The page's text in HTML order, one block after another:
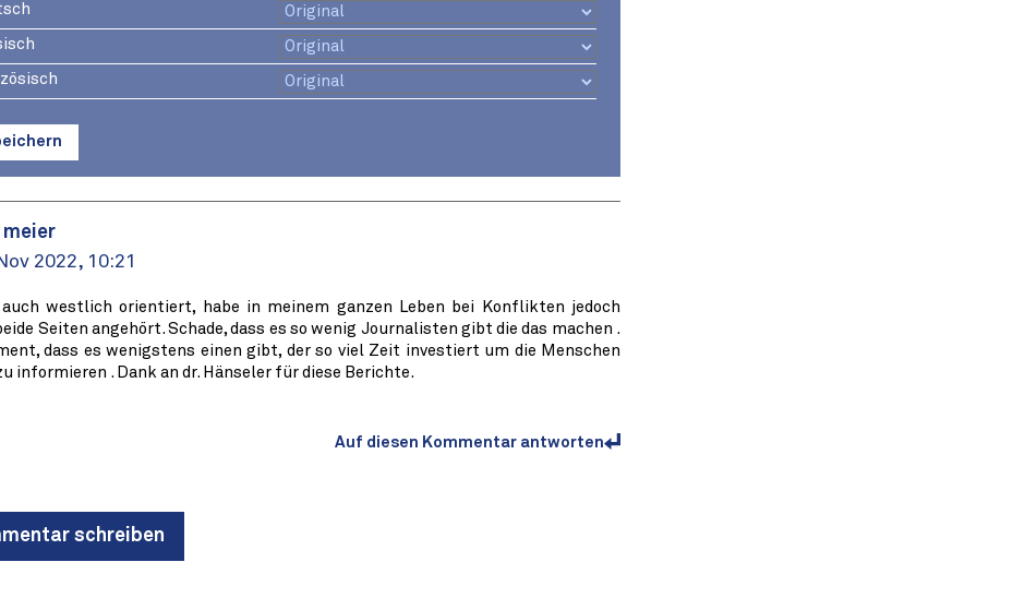
meier
2022, 10:21
auch westlich orientiert, habe in meinem ganzen Leben bei Konflikten jedoch
Seiten angehört. Schade, dass es so wenig Journalisten gibt die das machen .
dass es wenigstens einen gibt, der so viel Zeit investiert um die Menschen
informieren . Dank an dr. Hänseler für diese Berichte.
Auf diesen Kommentar antworten
schreiben